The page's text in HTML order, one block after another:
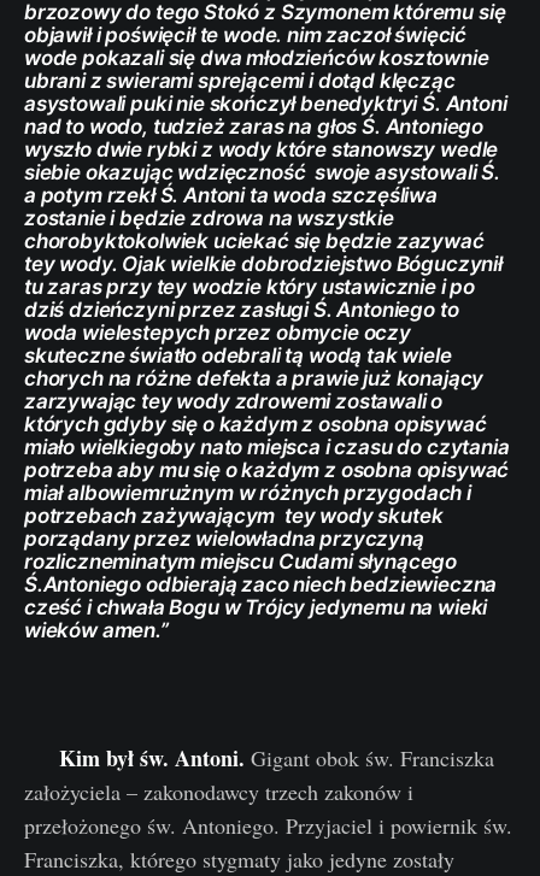
brzozowy do tego Stokó z Szymonem któremu się
objawił i poświęcił te wode. nim zaczoł święcić
wode pokazali się dwa młodzieńców kosztownie
ubrani z swierami sprejącemi i dotąd klęcząc
asystowali puki nie skończył benedyktryi Ś. Antoni
nad to wodo, tudzież zaras na głos Ś. Antoniego
wyszło dwie rybki z wody które stanowszy wedle
siebie okazując wdzięczność swoje asystowali Ś.
a potym rzekł Ś. Antoni ta woda szczęśliwa
zostanie i będzie zdrowa na wszystkie
chorobyktokolwiek uciekać się będzie zazywać
tey wody. Ojak wielkie dobrodziejstwo Bóguczynił
tu zaras przy tey wodzie który ustawicznie i po
dziś dzieńczyni przez zasługi Ś. Antoniego to
woda wielestepych przez obmycie oczy
skuteczne światło odebrali tą wodą tak wiele
chorych na różne defekta a prawie już konający
zarzywając tey wody zdrowemi zostawali o
których gdyby się o każdym z osobna opisywać
miało wielkiegoby nato miejsca i czasu do czytania
potrzeba aby mu się o każdym z osobna opisywać
miał albowiemrużnym w różnych przygodach i
potrzebach zażywającym tey wody skutek
porządany przez wielowładna przyczyną
rozliczneminatym miejscu Cudami słynącego
Ś.Antoniego odbierają zaco niech bedziewieczna
cześć i chwała Bogu w Trójcy jedynemu na wieki
wieków amen.”
Kim był św. Antoni. Gigant obok św. Franciszka
założyciela – zakonodawcy trzech zakonów i
przełożonego św. Antoniego. Przyjaciel i powiernik św.
Franciszka, którego stygmaty jako jedyne zostały